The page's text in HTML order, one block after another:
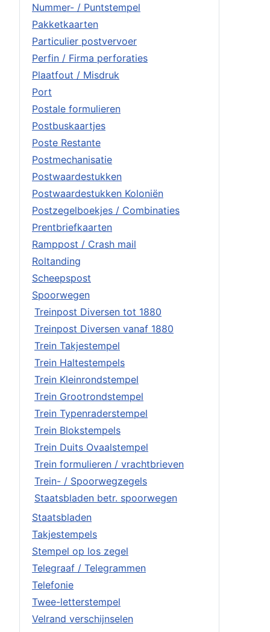
Nummer- / Puntstempel
Pakketkaarten
Particulier postvervoer
Perfin / Firma perforaties
Plaatfout / Misdruk
Port
Postale formulieren
Postbuskaartjes
Poste Restante
Postmechanisatie
Postwaardestukken
Postwaardestukken Koloniën
Postzegelboekjes / Combinaties
Prentbriefkaarten
Ramppost / Crash mail
Roltanding
Scheepspost
Spoorwegen
Treinpost Diversen tot 1880
Treinpost Diversen vanaf 1880
Trein Takjestempel
Trein Haltestempels
Trein Kleinrondstempel
Trein Grootrondstempel
Trein Typenraderstempel
Trein Blokstempels
Trein Duits Ovaalstempel
Trein formulieren / vrachtbrieven
Trein- / Spoorwegzegels
Staatsbladen betr. spoorwegen
Staatsbladen
Takjestempels
Stempel op los zegel
Telegraaf / Telegrammen
Telefonie
Twee-letterstempel
Velrand verschijnselen